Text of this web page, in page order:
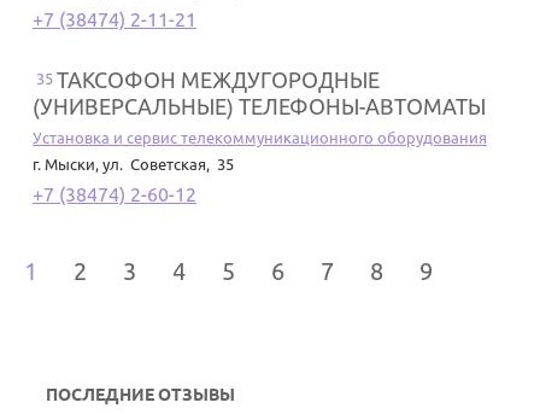
+7 (38474) 2-11-21
35 ТАКСОФОН МЕЖДУГОРОДНЫЕ
(УНИВЕРСАЛЬНЫЕ) ТЕЛЕФОНЫ-АВТОМАТЫ
Установка и сервис телекоммуникационного оборудования
г. Мыски, ул. Советская, 35
+7 (38474) 2-60-12
1 2 3 4 5 6 7 8 9
ПОСЛЕДНИЕ ОТЗЫВЫ